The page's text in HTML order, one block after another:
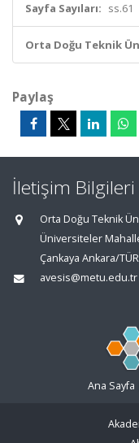
Sayfa Sayıları: ss.61
Orta Doğu Teknik
Paylaş
İletişim Bilgileri
Orta Doğu Teknik
Üniversiteler
Çankaya Ankara/
avesis@metu.edu.tr
Ana Sayfa